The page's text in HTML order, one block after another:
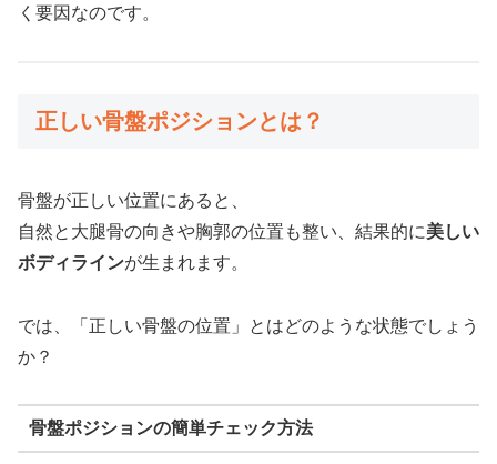
く要因なのです。
正しい骨盤ポジションとは？
骨盤が正しい位置にあると、
自然と大腿骨の向きや胸郭の位置も整い、結果的に美しい
ボディラインが生まれます。
では、「正しい骨盤の位置」とはどのような状態でしょう
か？
骨盤ポジションの簡単チェック方法